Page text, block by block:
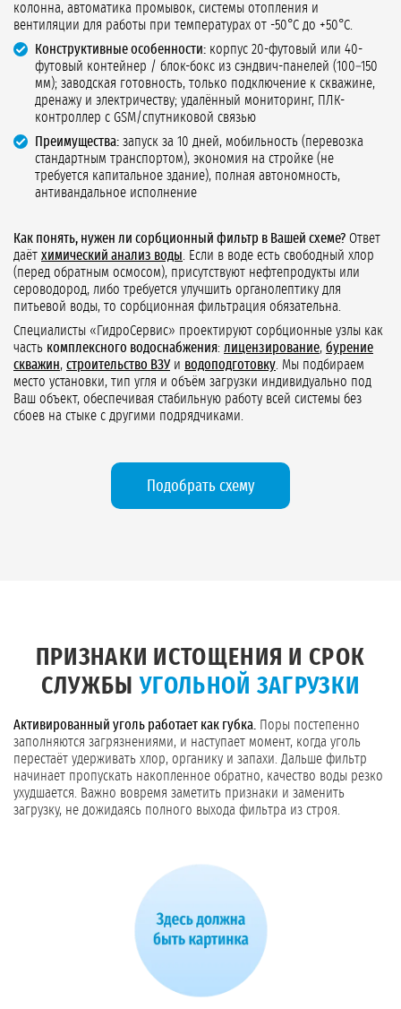
колонна, автоматика промывок, системы отопления и
вентиляции для работы при температурах от -50°C до +50°C.
Конструктивные особенности: корпус 20-футовый или 40-
футовый контейнер / блок-бокс из сэндвич-панелей (100–150
мм); заводская готовность, только подключение к скважине,
дренажу и электричеству; удалённый мониторинг, ПЛК-
контроллер с GSM/спутниковой связью
Преимущества: запуск за 10 дней, мобильность (перевозка
стандартным транспортом), экономия на стройке (не
требуется капитальное здание), полная автономность,
антивандальное исполнение
Как понять, нужен ли сорбционный фильтр в Вашей схеме? Ответ
даёт химический анализ воды . Если в воде есть свободный хлор
(перед обратным осмосом), присутствуют нефтепродукты или
сероводород, либо требуется улучшить органолептику для
питьевой воды, то сорбционная фильтрация обязательна.
Специалисты «ГидроСервис» проектируют сорбционные узлы как
часть комплексного водоснабжения: лицензирование, бурение
скважин, строительство ВЗУи водоподготовку . Мы подбираем
место установки, тип угля и объём загрузки индивидуально под
Ваш объект, обеспечивая стабильную работу всей системы без
сбоев на стыке с другими подрядчиками.
Подобрать схему
ПРИЗНАКИ ИСТОЩЕНИЯ И СРОК
СЛУЖБЫ УГОЛЬНОЙ ЗАГРУЗКИ
Активированный уголь работает как губка. Поры постепенно
заполняются загрязнениями, и наступает момент, когда уголь
перестаёт удерживать хлор, органику и запахи. Дальше фильтр
начинает пропускать накопленное обратно, качество воды резко
ухудшается. Важно вовремя заметить признаки и заменить
загрузку, не дожидаясь полного выхода фильтра из строя.